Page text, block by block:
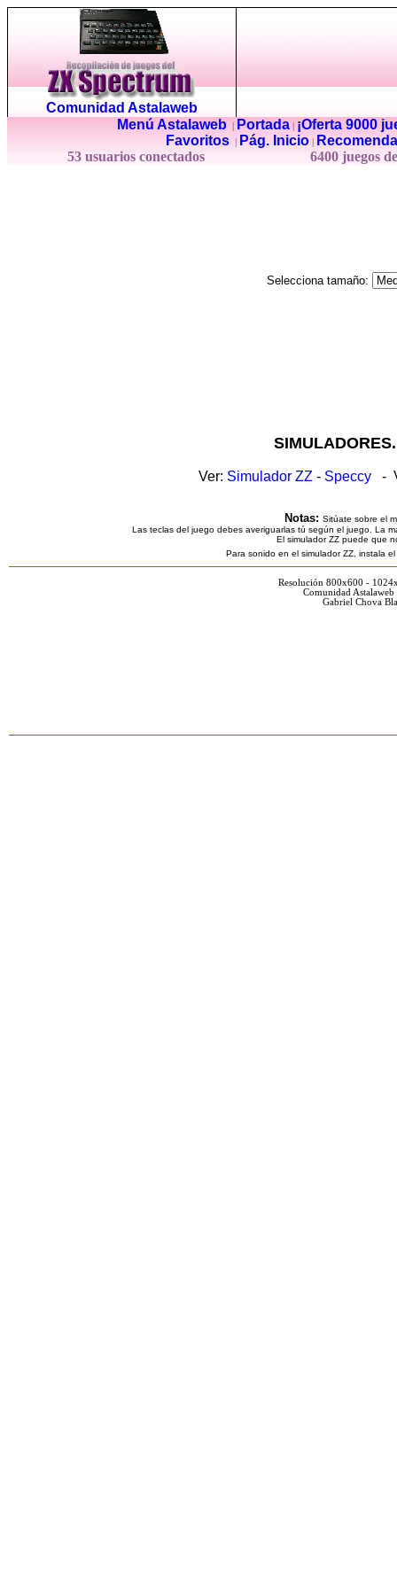
Comunidad Astalaweb
Menú Astalaweb| Portada|
¡Oferta 9000
Favoritos
Pág. Inicio
53 usuarios conectados
6400 juegos
Selecciona tamaño:
Ver: Simulador ZZ - Speccy -
Notas: Sitúate sobre el
Las teclas del juego debes averiguarlas tú según el juego. La
El simulador ZZ puede que
Para sonido en el simulador ZZ, instala
Resolución 800x600 -
Comunidad
Gabriel Chova